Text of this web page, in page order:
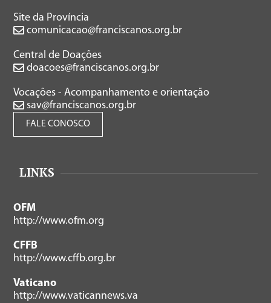
Site da Província
comunicacao@franciscanos.org.br
Central de Doações
doacoes@franciscanos.org.br
Vocações - Acompanhamento e orientação
sav@franciscanos.org.br
FALE CONOSCO
LINKS
OFM
http://www.ofm.org
CFFB
http://www.cffb.org.br
Vaticano
http://www.vaticannews.va